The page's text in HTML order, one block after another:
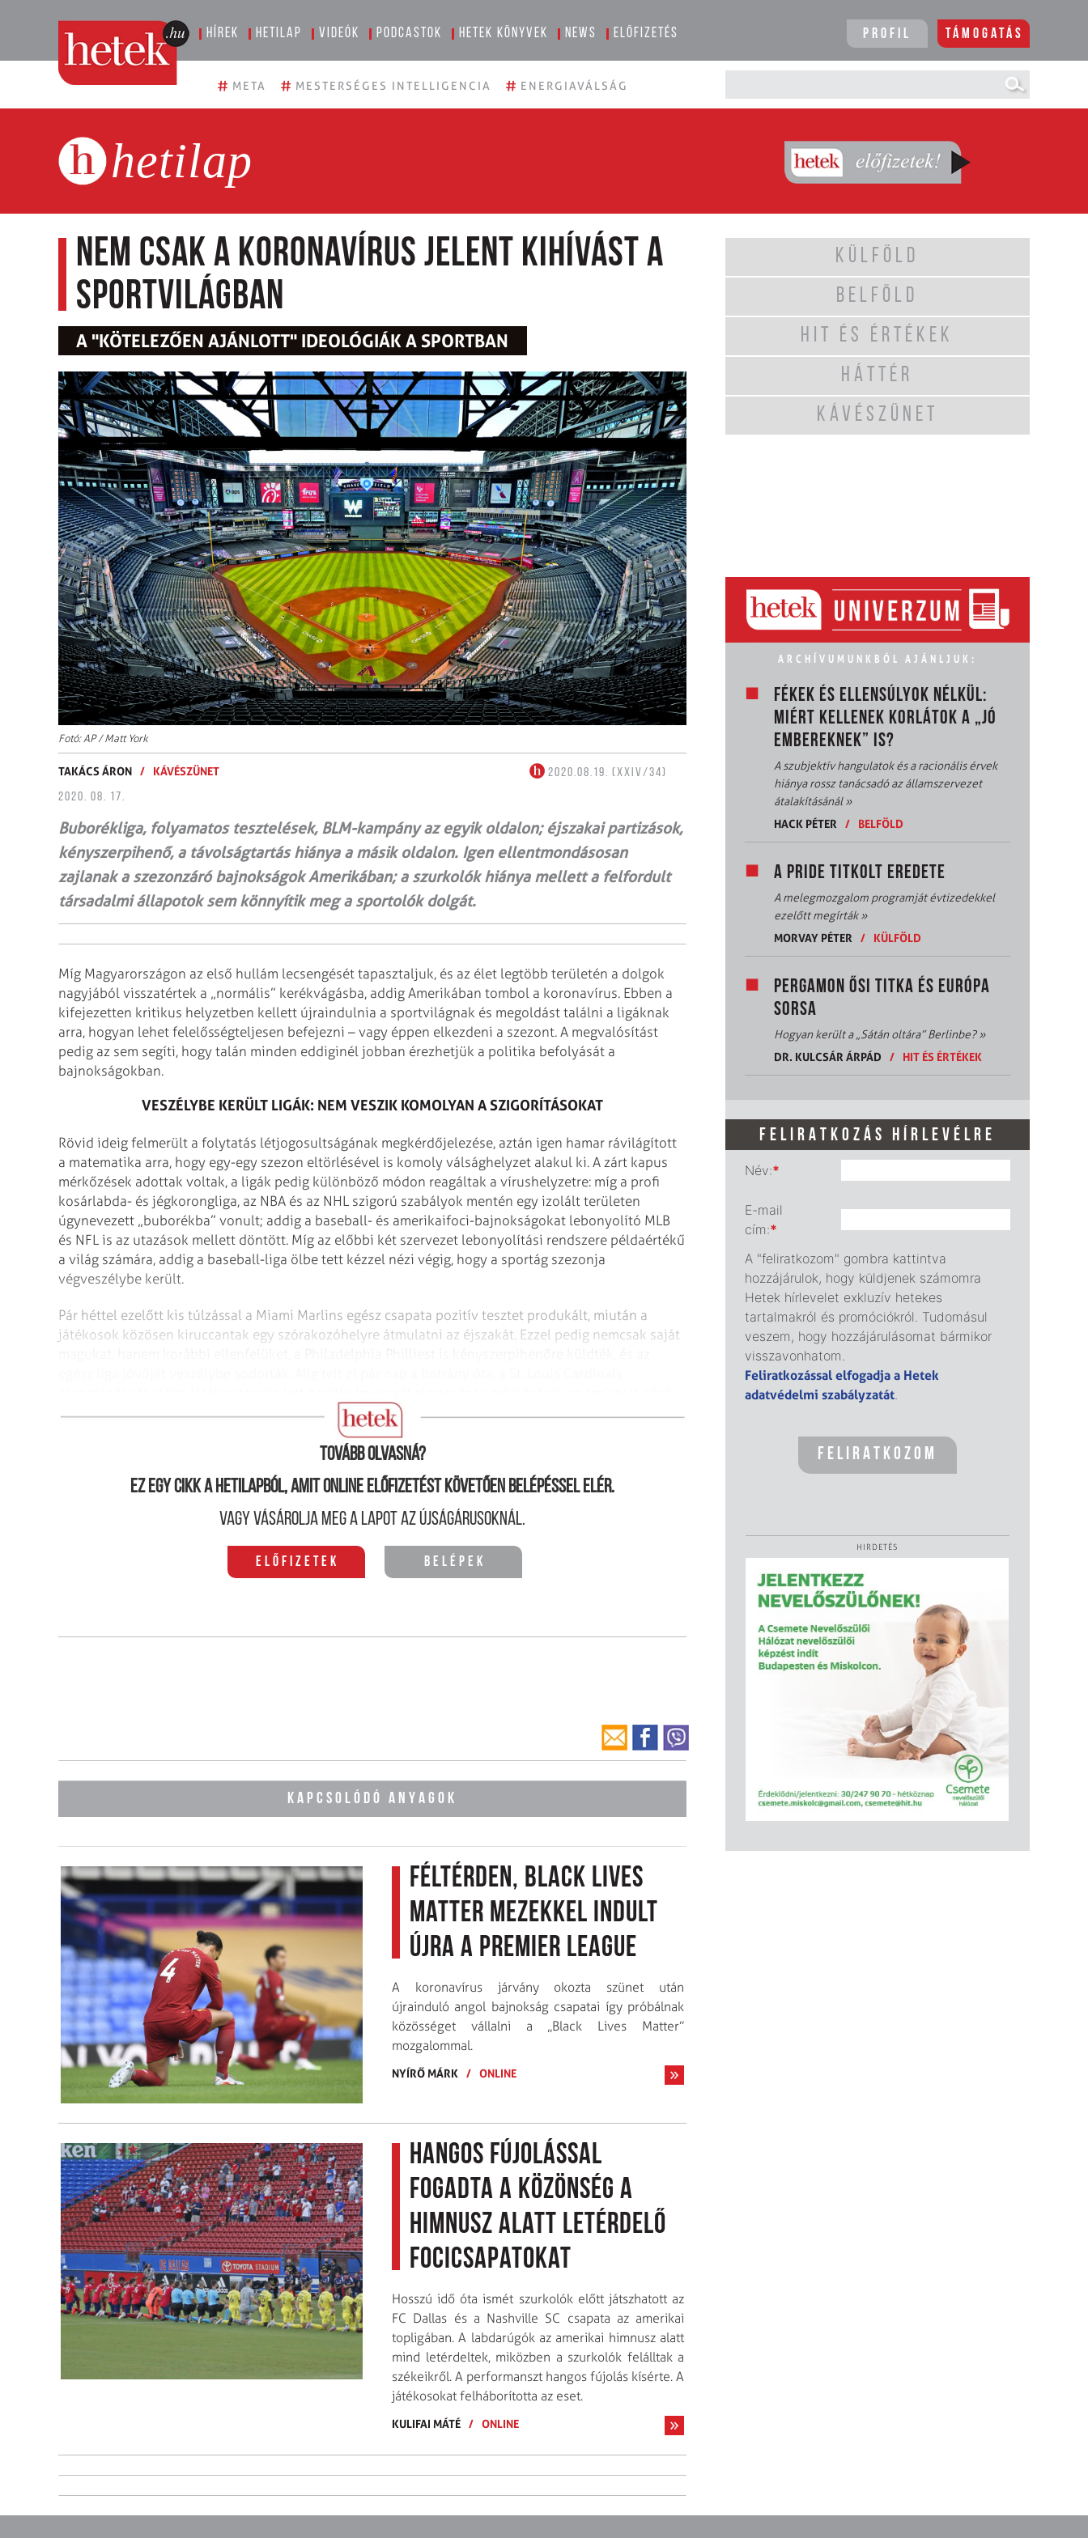
Hírek Hetilap Videók Podcastok Hetek könyvek News Előfizetés Profil Támogatás
# META # MESTERSÉGES INTELLIGENCIA # ENERGIAVÁLSÁG
hetilap
Nem csak a koronavírus jelent kihívást a
sportvilágban
A "KÖTELEZŐEN AJÁNLOTT" IDEOLÓGIÁK A SPORTBAN
Fotó: AP / Matt York
TAKÁCS ÁRON / KÁVÉSZÜNET
2020.08.19. (XXIV/34)
2020. 08. 17.
Buborékliga, folyamatos tesztelések, BLM-kampány az egyik oldalon; éjszakai partizások,
kényszerpihenő, a távolságtartás hiánya a másik oldalon. Igen ellentmondásosan
zajlanak a szezonzáró bajnokságok Amerikában; a szurkolók hiánya mellett a felfordult
társadalmi állapotok sem könnyítik meg a sportolók dolgát.
Míg Magyarországon az első hullám lecsengését tapasztaljuk, és az élet legtöbb területén a dolgok
nagyjából visszatértek a „normális” kerékvágásba, addig Amerikában tombol a koronavírus. Ebben a
kifejezetten kritikus helyzetben kellett újraindulnia a sportvilágnak és megoldást találni a ligáknak
arra, hogyan lehet felelősségteljesen befejezni – vagy éppen elkezdeni a szezont. A megvalósítást
pedig az sem segíti, hogy talán minden eddiginél jobban érezhetjük a politika befolyását a
bajnokságokban.
VESZÉLYBE KERÜLT LIGÁK: NEM VESZIK KOMOLYAN A SZIGORÍTÁSOKAT
Rövid ideig felmerült a folytatás létjogosultságának megkérdőjelezése, aztán igen hamar rávilágított
a matematika arra, hogy egy-egy szezon eltörlésével is komoly válsághelyzet alakul ki. A zárt kapus
mérkőzések adottak voltak, a ligák pedig különböző módon reagáltak a vírushelyzetre: míg a profi
kosárlabda- és jégkorongliga, az NBA és az NHL szigorú szabályok mentén egy izolált területen
úgynevezett „buborékba” vonult; addig a baseball- és amerikaifoci-bajnokságokat lebonyolító MLB
és NFL is az utazások mellett döntött. Míg az előbbi két szervezet lebonyolítási rendszere példaértékű
a világ számára, addig a baseball-liga ölbe tett kézzel nézi végig, hogy a sportág szezonja
végveszélybe került.
Pár héttel ezelőtt kis túlzással a Miami Marlins egész csapata pozitív tesztet produkált, miután a
játékosok közösen kiruccantak egy szórakozóhelyre átmulatni az éjszakát. Ezzel pedig nemcsak saját
naptárból – a klubok hatvanhat nap alatt hatvan mérkőzést játszanának az előzetes tervek szerint.
Tovább olvasná?
Ez egy cikk a hetilapból, amit online előfizetést követően belépéssel elér.
Vagy vásárolja meg a lapot az újságárusoknál.
Előfizetek Belépek
KAPCSOLÓDÓ ANYAGOK
Féltérden, Black Lives
Matter mezekkel indult
újra a Premier League
A koronavírus járvány okozta szünet után
újrainduló angol bajnokság csapatai így próbálnak
közösséget vállalni a „Black Lives Matter”
mozgalommal.
NYÍRŐ MÁRK / ONLINE
Hangos fújolással
fogadta a közönség a
himnusz alatt letérdelő
focicsapatokat
Hosszú idő óta ismét szurkolók előtt játszhatott az
FC Dallas és a Nashville SC csapata az amerikai
topligában. A labdarúgók az amerikai himnusz alatt
mind letérdeltek, miközben a szurkolók felálltak a
székeikről. A performanszt hangos fújolás kísérte. A
játékosokat felháborította az eset.
KULIFAI MÁTÉ / ONLINE
KÜLFÖLD
BELFÖLD
HIT ÉS ÉRTÉKEK
HÁTTÉR
KÁVÉSZÜNET
ARCHÍVUMUNKBÓL AJÁNLJUK:
FÉKEK ÉS ELLENSÚLYOK NÉLKÜL:
MIÉRT KELLENEK KORLÁTOK A „JÓ
EMBEREKNEK” IS?
A szubjektív hangulatok és a racionális érvek
hiánya rossz tanácsadó az államszervezet
átalakításánál»
HACK PÉTER
/ BELFÖLD
A PRIDE TITKOLT EREDETE
A melegmozgalom programját évtizedekkel
ezelőtt megírták»
MORVAY PÉTER
/ KÜLFÖLD
PERGAMON ŐSI TITKA ÉS EURÓPA
SORSA
Hogyan került a „Sátán oltára” Berlinbe?»
DR. KULCSÁR ÁRPÁD
/ HIT ÉS ÉRTÉKEK
FELIRATKOZÁS HÍRLEVÉLRE
Név:*
E-mail
cím:*
A "feliratkozom" gombra kattintva
hozzájárulok, hogy küldjenek számomra
Hetek hírlevelet exkluzív hetekes
tartalmakról és promóciókról. Tudomásul
veszem, hogy hozzájárulásomat bármikor
visszavonhatom.
Feliratkozással elfogadja a Hetek
adatvédelmi szabályzatát.
HIRDETÉS